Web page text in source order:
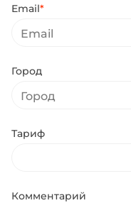
Email*
Город
Тариф
Комментарий